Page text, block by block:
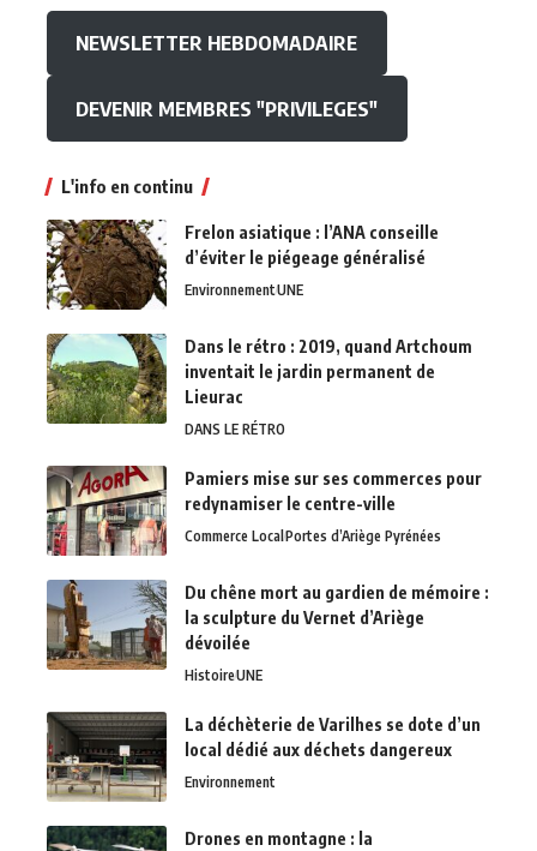
NEWSLETTER HEBDOMADAIRE
DEVENIR MEMBRES "PRIVILEGES"
L'info en continu
Frelon asiatique : l’ANA conseille
d’éviter le piégeage généralisé
EnvironnementUNE
Dans le rétro : 2019, quand Artchoum
inventait le jardin permanent de
Lieurac
DANS LE RÉTRO
Pamiers mise sur ses commerces pour
redynamiser le centre-ville
Commerce Local Portes d’Ariège Pyrénées
Du chêne mort au gardien de mémoire :
la sculpture du Vernet d’Ariège
dévoilée
HistoireUNE
La déchèterie de Varilhes se dote d’un
local dédié aux déchets dangereux
Environnement
Drones en montagne : la